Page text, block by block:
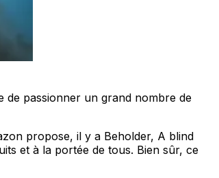
de passionner un grand nombre de
propose, il y a Beholder, A blind
et à la portée de tous. Bien sûr, ce